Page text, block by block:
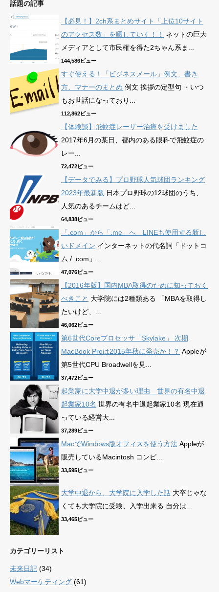
話題の記事
【必見！】2ch系まとめサイト「上位10サイト
のアクセス数」を晒していく！！
ネットの巨大
メディアとして市民権を得た2ちゃん系ま...
144,586ビュー
すぐ使える！「ビジネスメール」例文、書き
方、マナーのまとめ 例文 挨拶の定型句 ・いつ
もお世話になっており...
112,862ビュー
【体験談】飛蚊症レーザー治療を受けました
2017年6月の某日、都内のある眼科で飛蚊症の
レー...
72,472ビュー
【データでみる】プロ野球人気球団ランキング
2023年最新版 日本プロ野球の12球団のうち、
人気のあるチームはど...
64,838ビュー
「.com」から「.me」へ LINEも使用する新し
いドメイン インターネットの代名詞「ドットコ
ム / .com」...
47,076ビュー
【2016年版】国内MBA取得のために知っておく
べきこと 大学院には2種類ある 「MBAを取得し
たいけど、...
46,062ビュー
第6世代Coreプロセッサ「Skylake」 次期
MacBook Proは2015年秋に発売か！？ Appleが
第5世代CPU Broadwellを見...
37,472ビュー
起業家に大学中退が多い理由 世界の有名中退
起業家10名 世界の有名中退起業家10名 現在通
っている経営大...
37,289ビュー
MacでWindows版オフィスを使う方法 Appleが
販売しているMacintosh コンピ...
33,595ビュー
大学中退から、大学院に入学した話 大卒じゃな
くても大学院に受験、入学出来る 自分は...
33,465ビュー
カテゴリーリスト
未来日記 (34)
Webマーケティング (61)